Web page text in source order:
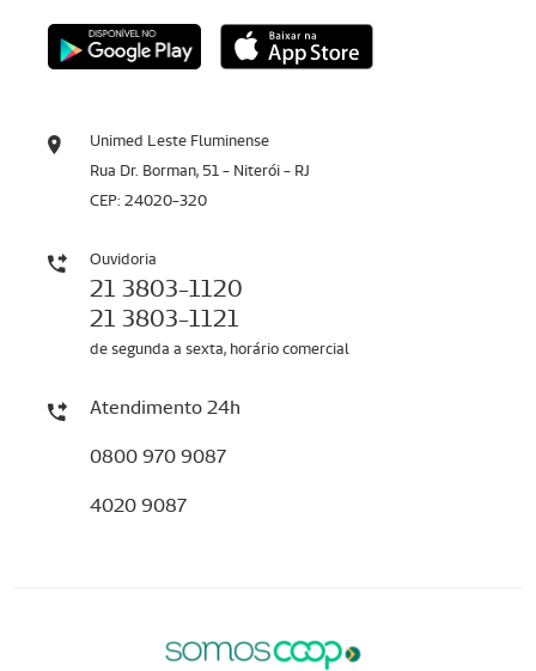
Unimed Leste Fluminense
Rua Dr. Borman, 51 - Niterói - RJ
CEP: 24020-320
Ouvidoria
21 3803-1120
21 3803-1121
de segunda a sexta, horário comercial
Atendimento 24h
0800 970 9087
4020 9087